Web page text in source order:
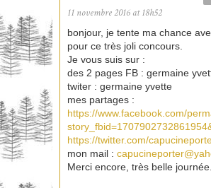
11 novembre 2016 at 18h52
bonjour, je tente ma chance
pour ce très joli concours.
Je vous suis sur :
des 2 pages FB : germaine
twiter : germaine yvette
mes partages :
https://www.facebook.com/
https://twitter.com/
mon mail :
Merci encore, très belle journée.